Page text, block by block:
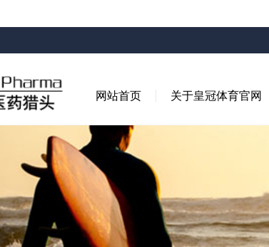
网站首页 关于皇冠体育官网